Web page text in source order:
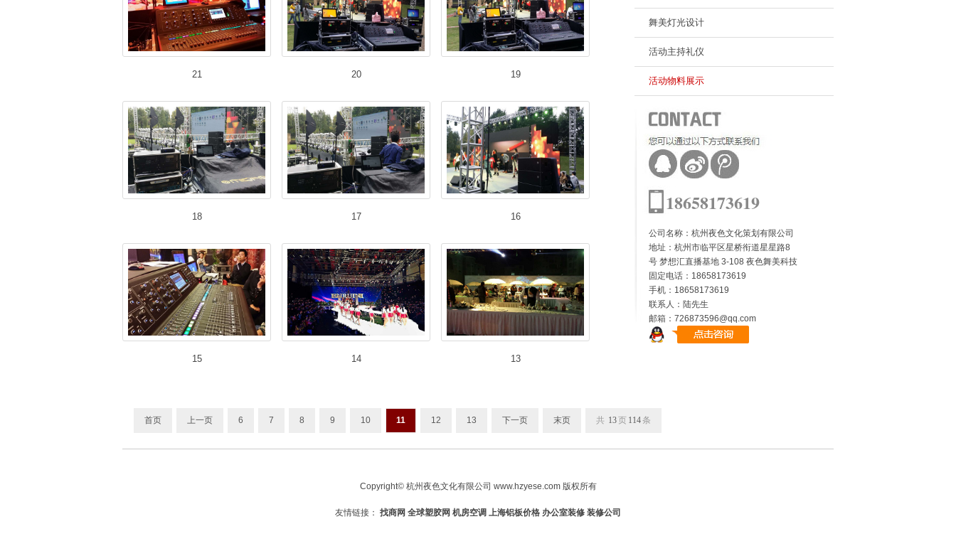
舞美灯光设计
活动主持礼仪
活动物料展示
18658173619
公司名称：杭州夜色文化策划有限公司
地址：杭州市临平区星桥衔道星星路8
号 梦想汇直播基地 3-108 夜色舞美科技
固定电话：18658173619
手机：18658173619
联系人：陆先生
邮箱：726873596@qq.com
21 20 19
18 17 16
15 14 13
首页 上一页 6 7 8 9 10 11 12 13 下一页 末页 共 13页 114条
Copyright© 杭州夜色文化有限公司 www.hzyese.com 版权所有
友情链接： 找商网 全球塑胶网 机房空调 上海铝板价格 办公室装修 装修公司